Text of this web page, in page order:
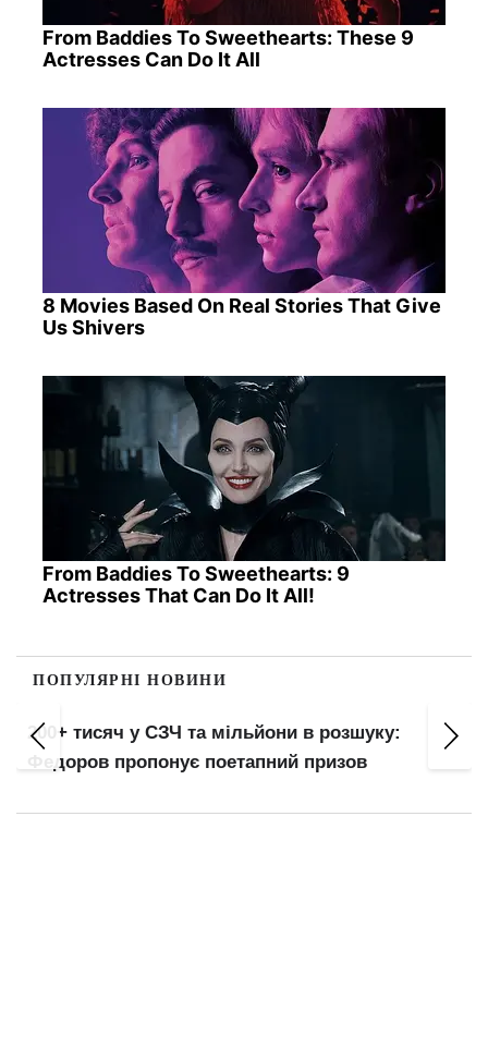
From Baddies To Sweethearts: These 9
Actresses Can Do It All
8 Movies Based On Real Stories That Give
Us Shivers
From Baddies To Sweethearts: 9
Actresses That Can Do It All!
ПОПУЛЯРНІ НОВИНИ
Проїзд 16 грн карткою, 26 — QR-кодом: нові
тарифи та штрафи до 460 грн